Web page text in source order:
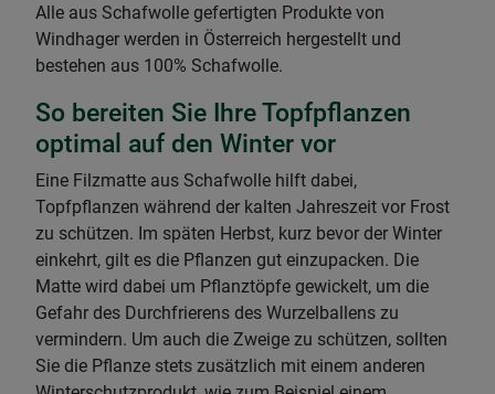
Alle aus Schafwolle gefertigten Produkte von
Windhager werden in Österreich hergestellt und
bestehen aus 100% Schafwolle.
So bereiten Sie Ihre Topfpflanzen
optimal auf den Winter vor
Eine Filzmatte aus Schafwolle hilft dabei,
Topfpflanzen während der kalten Jahreszeit vor Frost
zu schützen. Im späten Herbst, kurz bevor der Winter
einkehrt, gilt es die Pflanzen gut einzupacken. Die
Matte wird dabei um Pflanztöpfe gewickelt, um die
Gefahr des Durchfrierens des Wurzelballens zu
vermindern. Um auch die Zweige zu schützen, sollten
Sie die Pflanze stets zusätzlich mit einem anderen